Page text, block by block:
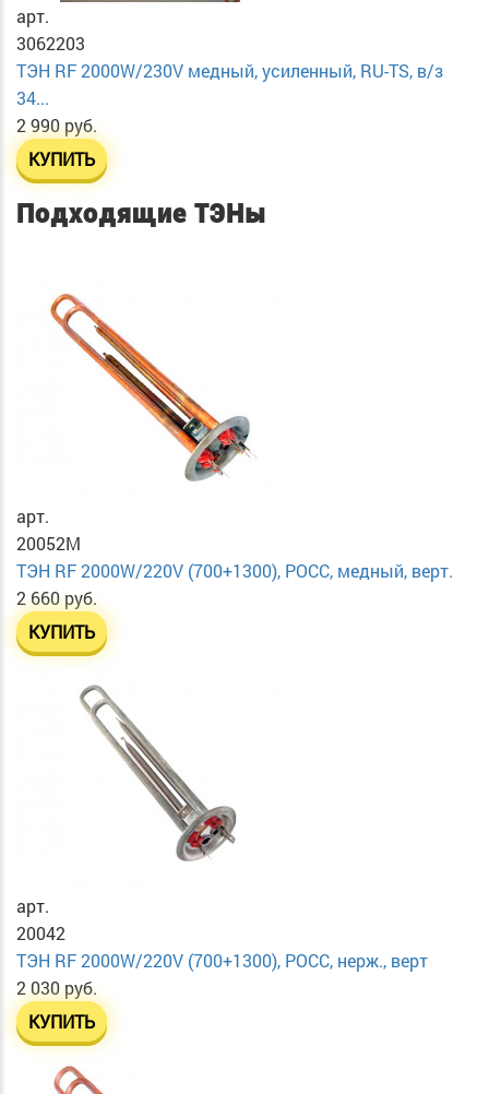
арт.
3062203
ТЭН RF 2000W/230V медный, усиленный, RU-TS, в/з
34...
2 990 руб.
КУПИТЬ
Подходящие ТЭНы
арт.
20052M
ТЭН RF 2000W/220V (700+1300), РОСС, медный, верт.
2 660 руб.
КУПИТЬ
арт.
20042
ТЭН RF 2000W/220V (700+1300), РОСС, нерж., верт
2 030 руб.
КУПИТЬ